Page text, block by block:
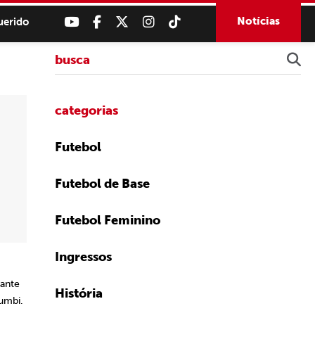
Notícias
categorias
Futebol
Futebol de Base
Futebol Feminino
Ingressos
História